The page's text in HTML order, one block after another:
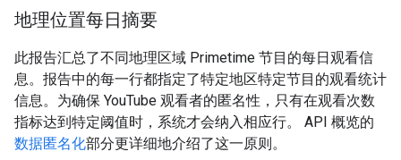
地理位置每日摘要
此报告汇总了不同地理区域 Primetime 节目的每日观看信
息。报告中的每一行都指定了特定地区特定节目的观看统计
信息。为确保 YouTube 观看者的匿名性，只有在观看次数
指标达到特定阈值时，系统才会纳入相应行。 API 概览的
数据匿名化部分更详细地介绍了这一原则。